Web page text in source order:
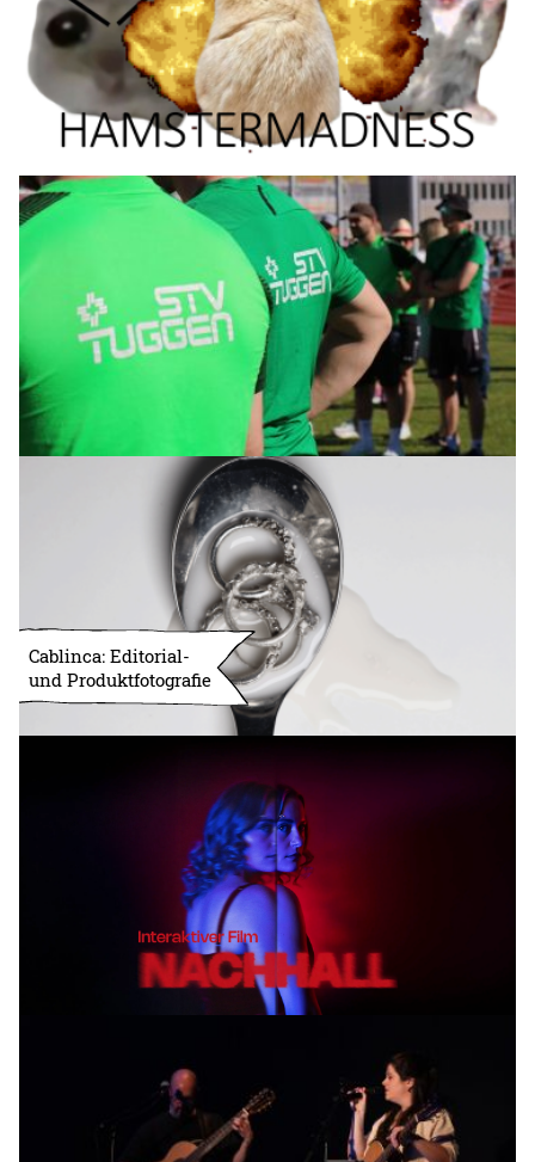
Cablinca: Editorial-
und Produktfotografie